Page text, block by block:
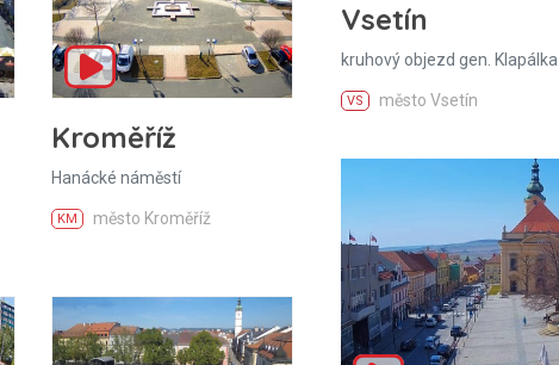
Kroměříž
Hanácké náměstí
KM město Kroměříž
Vsetín
kruhový objezd gen. Klapálka
VS město Vsetín